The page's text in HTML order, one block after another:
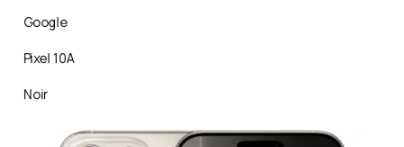
Google
Pixel 10A
Noir